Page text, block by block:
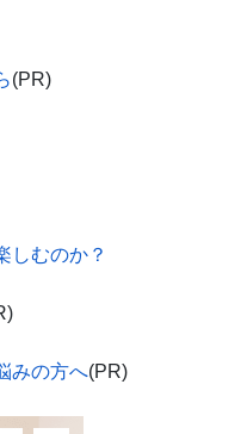
(PR)
しむのか？
みの方へ(PR)